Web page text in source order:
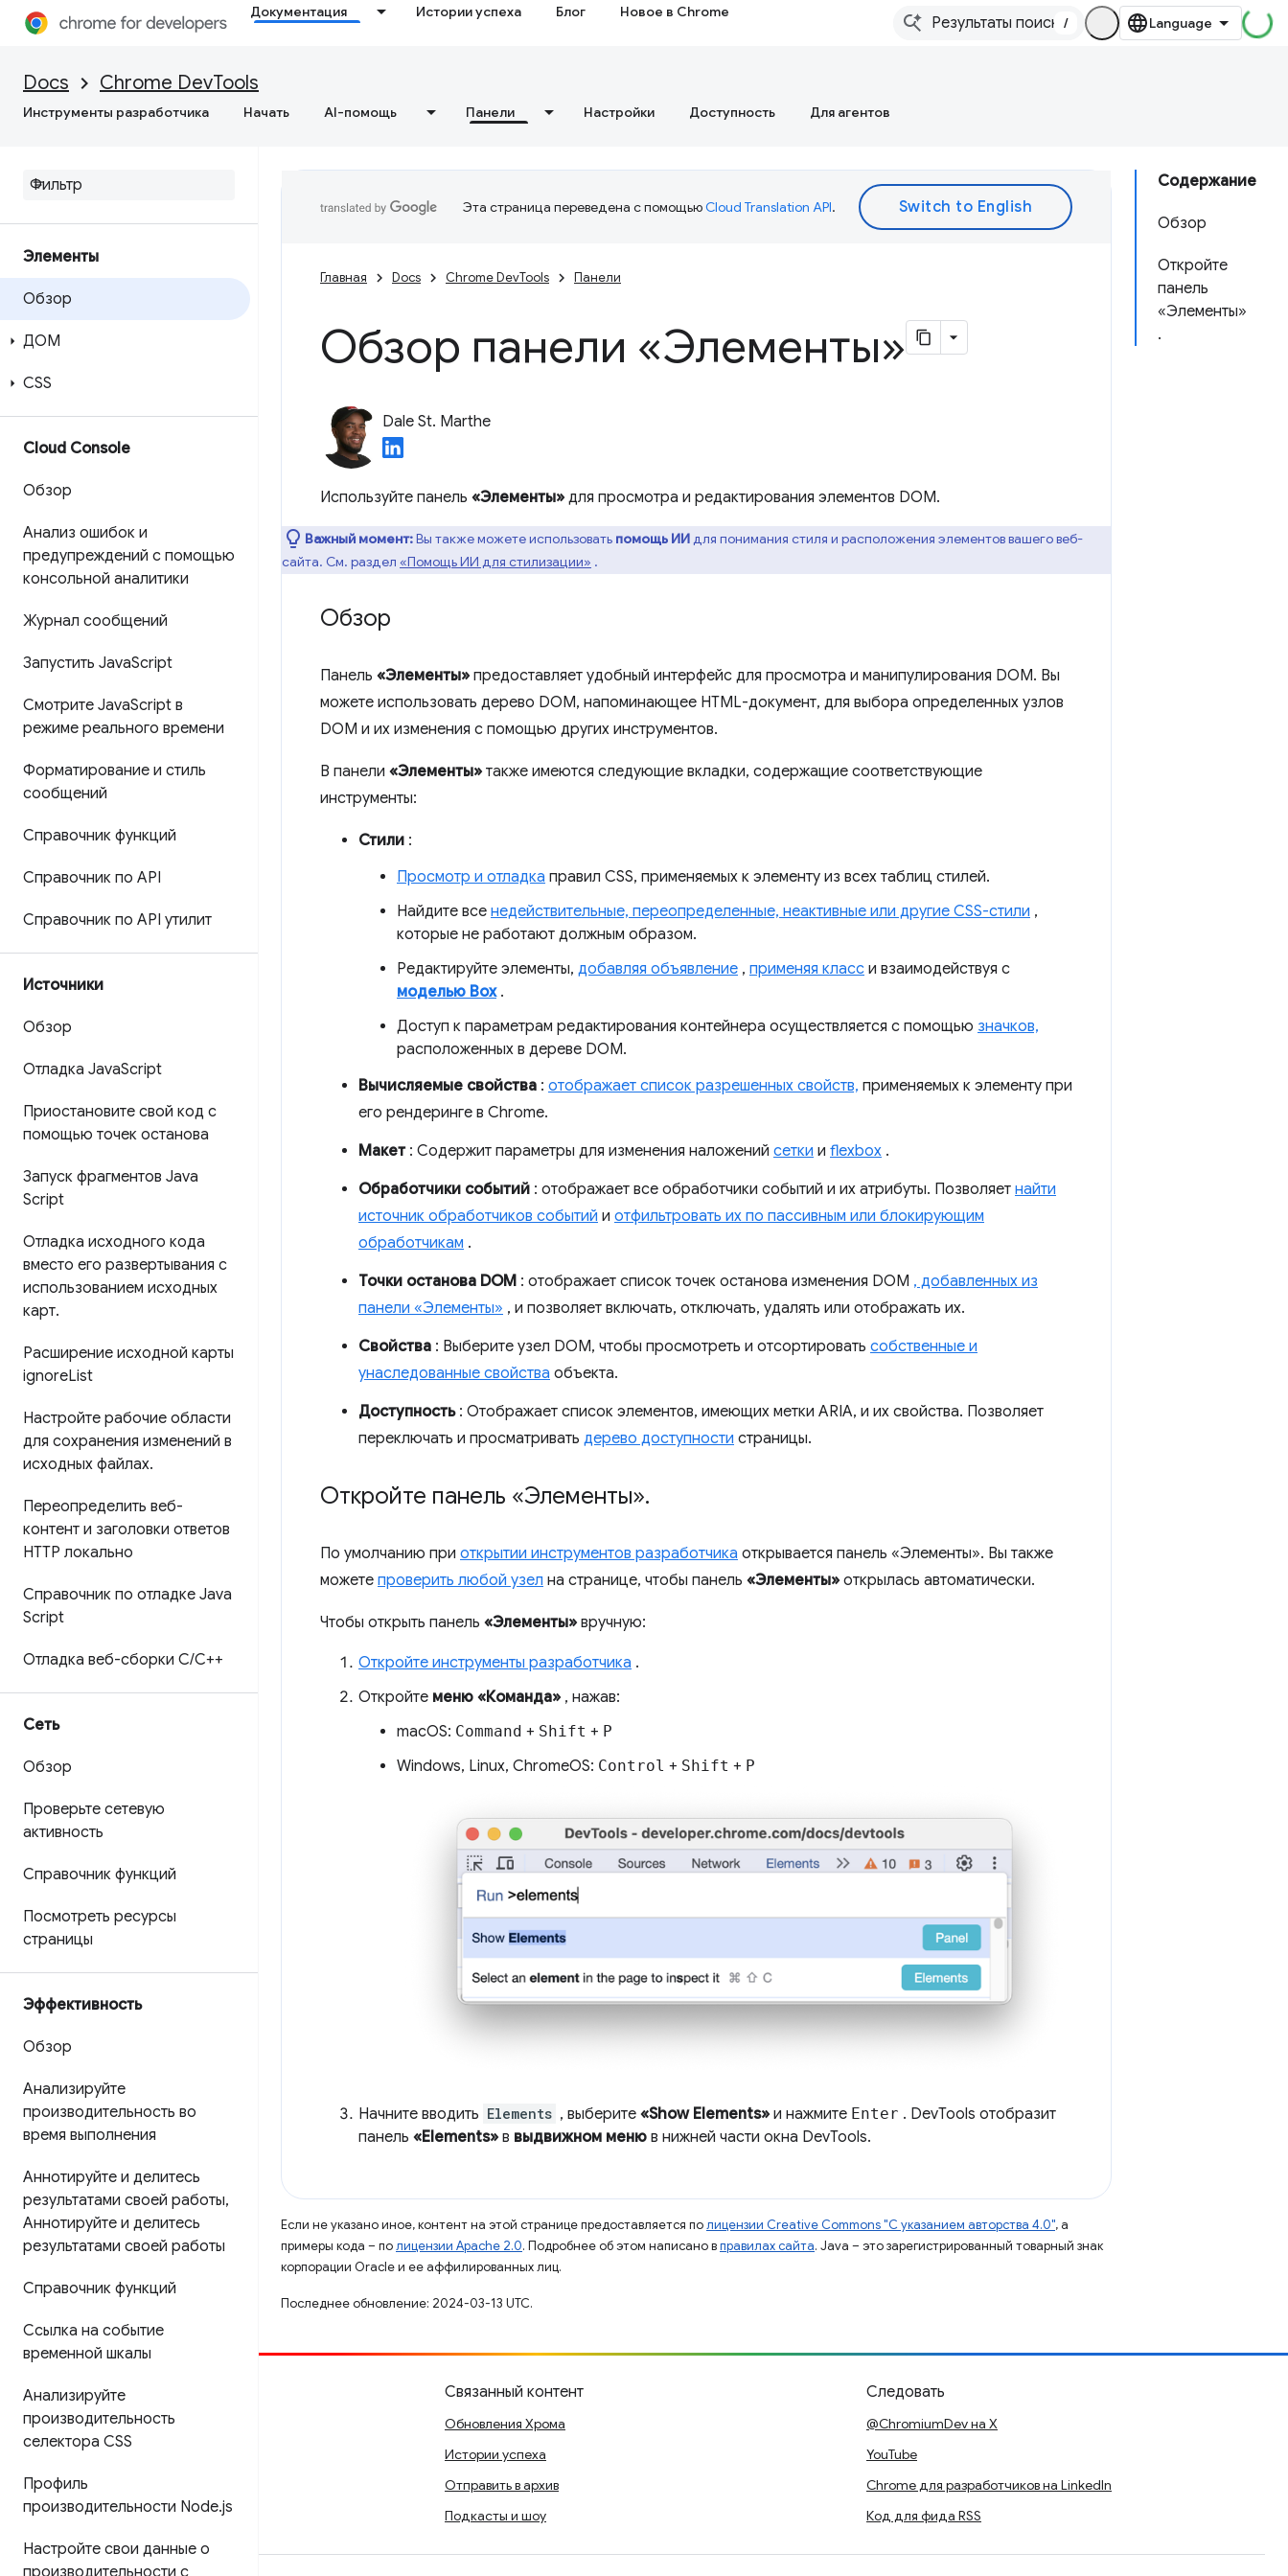
Документация Истории успеха Блог Новое в Chrome
/
Docs Chrome DevTools
Инструменты разработчика Начать AI-помощь Панели Настройки Доступность Для агентов
Элементы
Обзор
ДОМ
CSS
Cloud Console
Обзор
Анализ ошибок и
предупреждений с помощью
консольной аналитики
Журнал сообщений
Запустить JavaScript
Смотрите JavaScript в
режиме реального времени
Форматирование и стиль
сообщений
Справочник функций
Справочник по API
Справочник по API утилит
Источники
Обзор
Отладка JavaScript
Приостановите свой код с
помощью точек останова
Запуск фрагментов Java
Script
Отладка исходного кода
вместо его развертывания с
использованием исходных
карт.
Расширение исходной карты
ignoreList
Настройте рабочие области
для сохранения изменений в
исходных файлах.
Переопределить веб-
контент и заголовки ответов
HTTP локально
Справочник по отладке Java
Script
Отладка веб-сборки C/C++
Сеть
Обзор
Проверьте сетевую
активность
Справочник функций
Посмотреть ресурсы
страницы
Эффективность
Обзор
Анализируйте
производительность во
время выполнения
Аннотируйте и делитесь
результатами своей работы,
Аннотируйте и делитесь
результатами своей работы
Справочник функций
Ссылка на событие
временной шкалы
Анализируйте
производительность
селектора CSS
Профиль
производительности Node.js
Настройте свои данные о
производительности с
Содержание
Обзор
Откройте
панель
«Элементы»
.
Эта страница переведена с помощьюCloud Translation API.
Главная Docs Chrome DevTools Панели
Обзор панели «Элементы»
Dale St. Marthe
Используйте панель «Элементы» для просмотра и редактирования элементов DOM.
Важный момент:Вы также можете использовать помощь ИИдля понимания стиля и расположения элементов вашего веб-
сайта. См. раздел «Помощь ИИ для стилизации» .
Обзор
Панель «Элементы» предоставляет удобный интерфейс для просмотра и манипулирования DOM. Вы
можете использовать дерево DOM, напоминающее HTML-документ, для выбора определенных узлов
DOM и их изменения с помощью других инструментов.
В панели «Элементы» также имеются следующие вкладки, содержащие соответствующие
инструменты:
Стили :
Просмотр и отладка правил CSS, применяемых к элементу из всех таблиц стилей.
Найдите все недействительные, переопределенные, неактивные или другие CSS-стили ,
которые не работают должным образом.
Редактируйте элементы, добавляя объявление , применяя класс и взаимодействуя с
моделью Box.
Доступ к параметрам редактирования контейнера осуществляется с помощью значков,
расположенных в дереве DOM.
Вычисляемые свойства : отображает список разрешенных свойств, применяемых к элементу при
его рендеринге в Chrome.
Макет: Содержит параметры для изменения наложений сетки и flexbox .
Обработчики событий : отображает все обработчики событий и их атрибуты. Позволяет найти
источник обработчиков событий и отфильтровать их по пассивным или блокирующим
обработчикам .
Точки останова DOM : отображает список точек останова изменения DOM , добавленных из
панели «Элементы» , и позволяет включать, отключать, удалять или отображать их.
Свойства : Выберите узел DOM, чтобы просмотреть и отсортировать собственные и
унаследованные свойства объекта.
Доступность: Отображает список элементов, имеющих метки ARIA, и их свойства. Позволяет
переключать и просматривать дерево доступности страницы.
Откройте панель «Элементы».
По умолчанию при открытии инструментов разработчика открывается панель «Элементы». Вы также
можете проверить любой узел на странице, чтобы панель «Элементы» открылась автоматически.
Чтобы открыть панель «Элементы» вручную:
Откройте инструменты разработчика .
Откройте меню «Команда» , нажав:
macOS: Command + Shift + P
Windows, Linux, ChromeOS: Control + Shift + P
Начните вводить Elements , выберите «Show Elements» и нажмите Enter . DevTools отобразит
панель «Elements» в выдвижном меню в нижней части окна DevTools.
Если не указано иное, контент на этой странице предоставляется полицензии Creative Commons "С указанием авторства 4.0", а
примеры кода – полицензии Apache 2.0. Подробнее об этом написано вправилах сайта. Java – это зарегистрированный товарный знак
корпорации Oracle и ее аффилированных лиц.
Последнее обновление: 2024-03-13 UTC.
Способствовать
Сообщить об ошибке
Посмотреть открытые вопросы
Связанный контент
Обновления Хрома
Истории успеха
Отправить в архив
Подкасты и шоу
Следовать
@ChromiumDev на X
YouTube
Chrome для разработчиков на LinkedIn
Код для фида RSS